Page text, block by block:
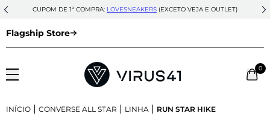
CUPOM DE 1ª COMPRA: LOVESNEAKERS (EXCETO VEJA E OUTLET)
Flagship Store
0
INÍCIO | CONVERSE ALL STAR | LINHA | RUN STAR HIKE